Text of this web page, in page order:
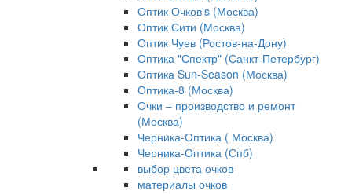
Оптик Очков's (Москва)
Оптик Сити (Москва)
Оптик Чуев (Ростов-на-Дону)
Оптика "Спектр" (Санкт-Петербург)
Оптика Sun-Season (Москва)
Оптика-8 (Москва)
Очки – производство и ремонт
(Москва)
Черника-Оптика ( Москва)
Черника-Оптика (Спб)
выбор цвета очков
материалы очков